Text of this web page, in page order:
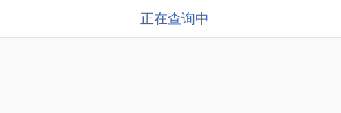
正在查询中